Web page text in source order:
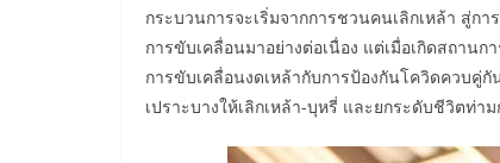
กระบวนการจะเริ่มจากการชวนคนเลิกเหล้า สู่ก
การขับเคลื่อนมาอย่างต่อเนื่อง แต่เมื่อเกิดสถา
การขับเคลื่อนงดเหล้ากับการป้องกันโควิดควบคู่
เปราะบางให้เลิกเหล้า-บุหรี่ และยกระดับชีวิตท่า